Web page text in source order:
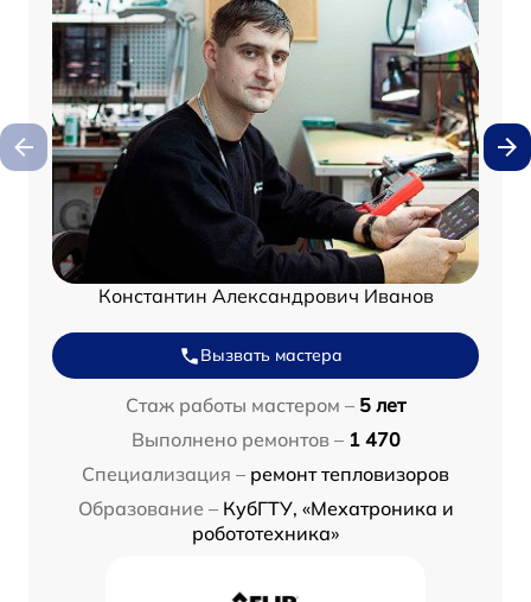
Константин Александрович Иванов
Вызвать мастера
Стаж работы мастером – 5 лет
Выполнено ремонтов – 1 470
Специализация – ремонт тепловизоров
Образование – КубГТУ, «Мехатроника и
робототехника»